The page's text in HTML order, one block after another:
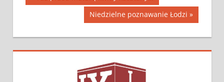
Niedzielne poznawanie Łodzi